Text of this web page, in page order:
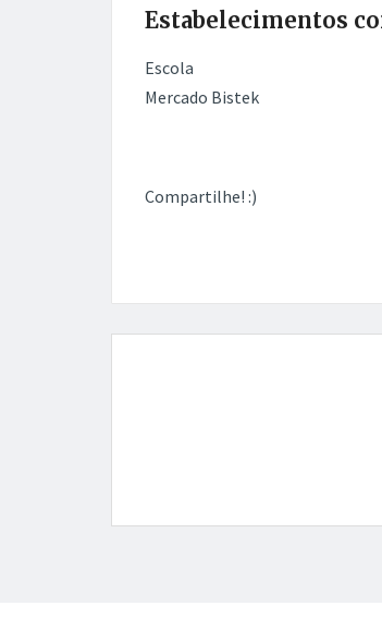
Estabelecimentos
Escola
Mercado Bistek
Compartilhe! :)